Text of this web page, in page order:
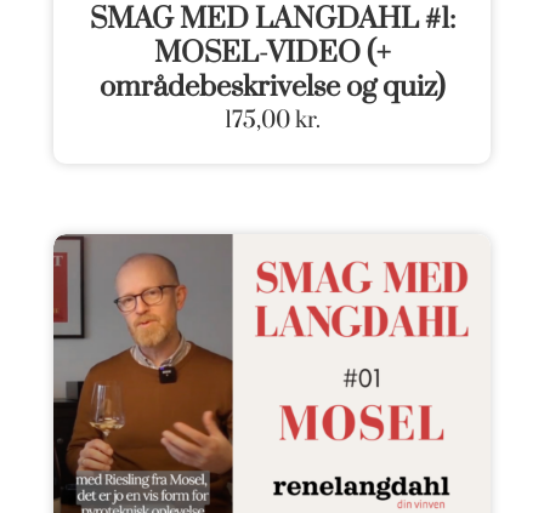
SMAG MED LANGDAHL #1:
MOSEL-VIDEO (+
områdebeskrivelse og quiz)
175,00kr.